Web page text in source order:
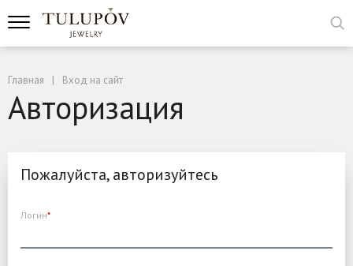
Главная Вход на сайт
Авторизация
Пожалуйста, авторизуйтесь
Логин*